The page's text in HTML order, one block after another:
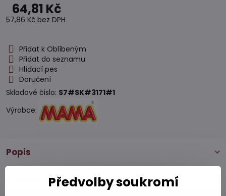
64,81 Kč
57,86 Kč bez DPH
Přidat k Oblíbeným
Přidat do seznamu
Hlídací pes
Doručení
Skladové číslo: S7#SK#3171#1
Výrobce:
Popis
0
Předvolby soukromí